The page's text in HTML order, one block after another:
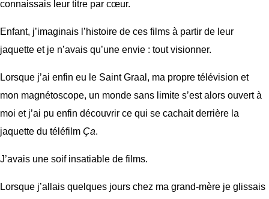
connaissais leur titre par cœur.
Enfant, j’imaginais l’histoire de ces films à partir de leur
jaquette et je n’avais qu’une envie : tout visionner.
Lorsque j’ai enfin eu le Saint Graal, ma propre télévision et
mon magnétoscope, un monde sans limite s’est alors ouvert à
moi et j’ai pu enfin découvrir ce qui se cachait derrière la
jaquette du téléfilm Ça.
J’avais une soif insatiable de films.
Lorsque j’allais quelques jours chez ma grand-mère je glissais